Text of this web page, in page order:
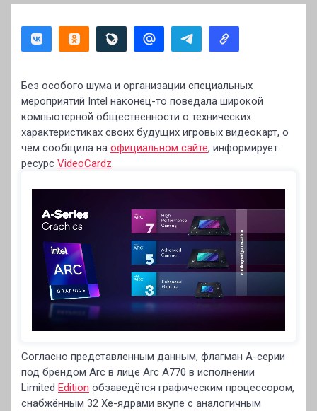
Без особого шума и организации специальных
мероприятий Intel наконец-то поведала широкой
компьютерной общественности о технических
характеристиках своих будущих игровых видеокарт, о
чём сообщила на официальном сайте, информирует
ресурс VideoCardz.
Согласно представленным данным, флагман A-серии
под брендом Arc в лице Arc A770 в исполнении
Limited Edition обзаведётся графическим процессором,
снабжённым 32 Xe-ядрами вкупе с аналогичным